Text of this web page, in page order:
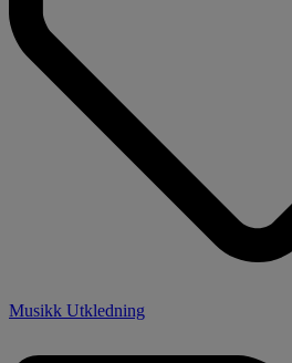
Musikk Utkledning